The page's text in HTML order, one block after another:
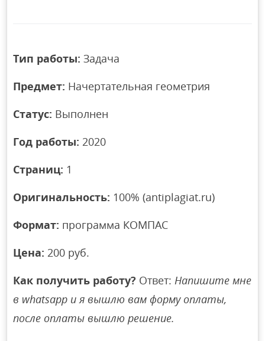
Тип работы: Задача
Предмет: Начертательная геометрия
Статус: Выполнен
Год работы: 2020
Страниц: 1
Оригинальность: 100% (antiplagiat.ru)
Формат: программа КОМПАС
Цена: 200 руб.
Как получить работу? Ответ: Напишите мне
в whatsapp и я вышлю вам форму оплаты,
после оплаты вышлю решение.